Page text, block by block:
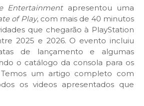
Entertainmentapresentou uma
of Play, com mais de 40 minutos
que chegarão à PlayStation
2025 e 2026. O evento incluiu
de lançamento e algumas
o catálogo da consola para os
Temos um artigo completo com
os videos apresentados que